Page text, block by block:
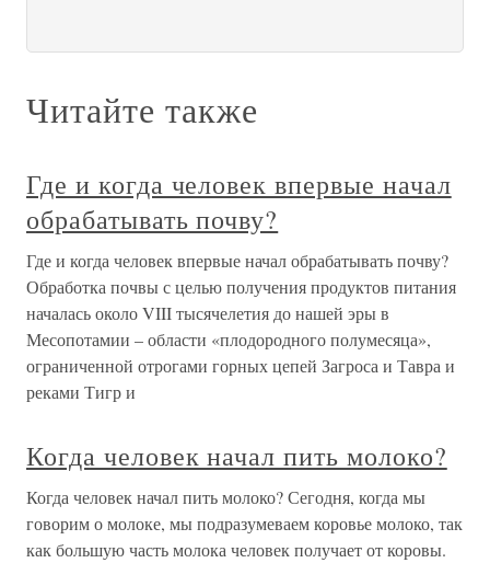
Читайте также
Где и когда человек впервые начал
обрабатывать почву?
Где и когда человек впервые начал обрабатывать почву?
Обработка почвы с целью получения продуктов питания
началась около VIII тысячелетия до нашей эры в
Месопотамии – области «плодородного полумесяца»,
ограниченной отрогами горных цепей Загроса и Тавра и
реками Тигр и
Когда человек начал пить молоко?
Когда человек начал пить молоко? Сегодня, когда мы
говорим о молоке, мы подразумеваем коровье молоко, так
как большую часть молока человек получает от коровы.